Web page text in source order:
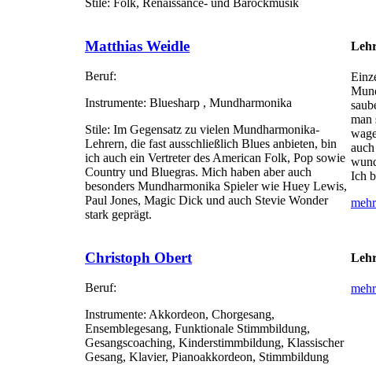
Stile: Folk, Renaissance- und Barockmusik
Matthias Weidle
Beruf:
Instrumente: Bluesharp , Mundharmonika
Stile: Im Gegensatz zu vielen Mundharmonika-
Lehrern, die fast ausschließlich Blues anbieten, bin
ich auch ein Vertreter des American Folk, Pop sowie
Country und Bluegras. Mich haben aber auch
besonders Mundharmonika Spieler wie Huey Lewis,
Paul Jones, Magic Dick und auch Stevie Wonder
stark geprägt.
man
Ich
Christoph Obert
Beruf:
Instrumente: Akkordeon, Chorgesang,
Ensemblegesang, Funktionale Stimmbildung,
Gesangscoaching, Kinderstimmbildung, Klassischer
Gesang, Klavier, Pianoakkordeon, Stimmbildung